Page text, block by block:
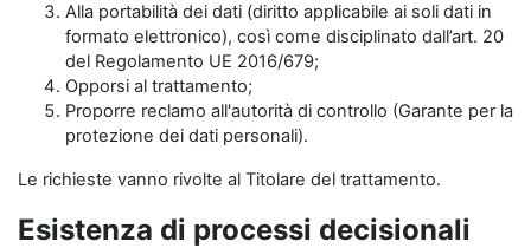
Alla portabilità dei dati (diritto applicabile ai soli dati in
formato elettronico), così come disciplinato dall’art. 20
del Regolamento UE 2016/679;
Opporsi al trattamento;
Proporre reclamo all'autorità di controllo (Garante per la
protezione dei dati personali).
Le richieste vanno rivolte al Titolare del trattamento.
Esistenza di processi decisionali